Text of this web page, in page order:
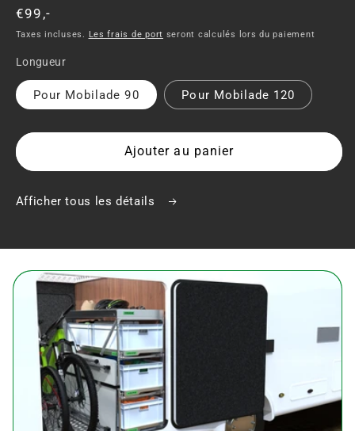
fenêtre
modale
Prix
normal
€99,-
Taxes incluses. Les frais de port seront calculés lors du paiement
Longueur
Pour Mobilade 90 Pour Mobilade 120
Ajouter au panier
Afficher tous les détails